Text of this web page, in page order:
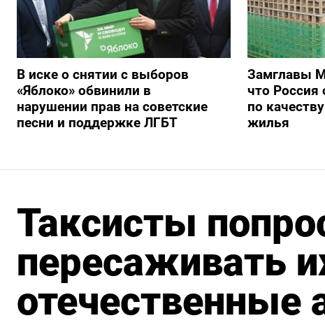
В иске о снятии с выборов
«Яблоко» обвинили в
нарушении прав на советские
песни и поддержке ЛГБТ
Замглавы
что Россия
по
жилья
Таксисты
пересаживать
отечественные